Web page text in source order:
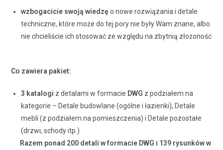
wzbogacicie swoją wiedzę o nowe rozwiązania i detale
techniczne, które może do tej pory nie były Wam znane, albo
nie chcieliście ich stosować ze względu na zbytnią złożoność
Co zawiera pakiet:
3 katalogi z detalami w formacie DWG z podziałem na
kategorie – Detale budowlane (ogólne i łazienki), Detale
mebli (z podziałem na pomieszczenia) i Detale pozostałe
(drzwi, schody itp.)
Razem ponad 200 detali w formacie DWG i 139 rysunków w